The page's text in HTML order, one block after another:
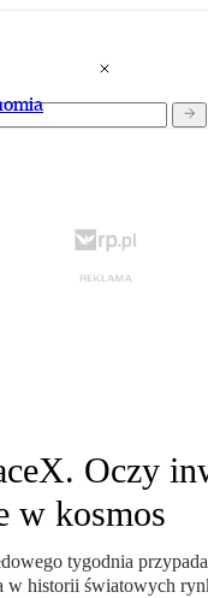
Oczy
w kosmos
tygodnia
w historii światowych